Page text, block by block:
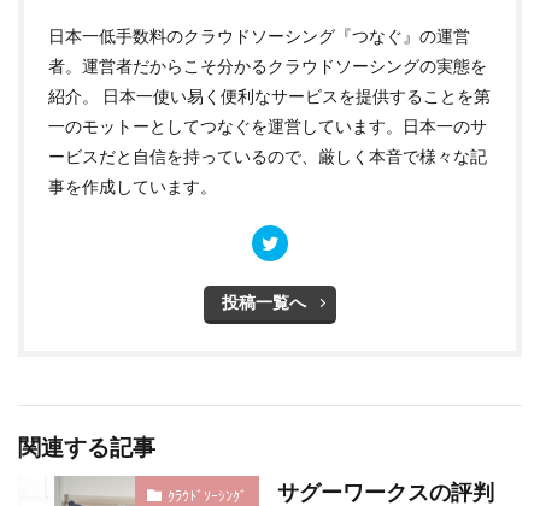
日本一低手数料のクラウドソーシング『つなぐ 』の運営
者。運営者だからこそ分かるクラウドソーシングの実態を
紹介。 日本一使い易く便利なサービスを提供することを第
一のモットーとしてつなぐを運営しています。日本一のサ
ービスだと自信を持っているので、厳しく本音で様々な記
事を作成しています。
投稿一覧へ
関連する記事
ｸﾗｳﾄﾞｿｰｼﾝｸﾞ
サグーワークスの評判